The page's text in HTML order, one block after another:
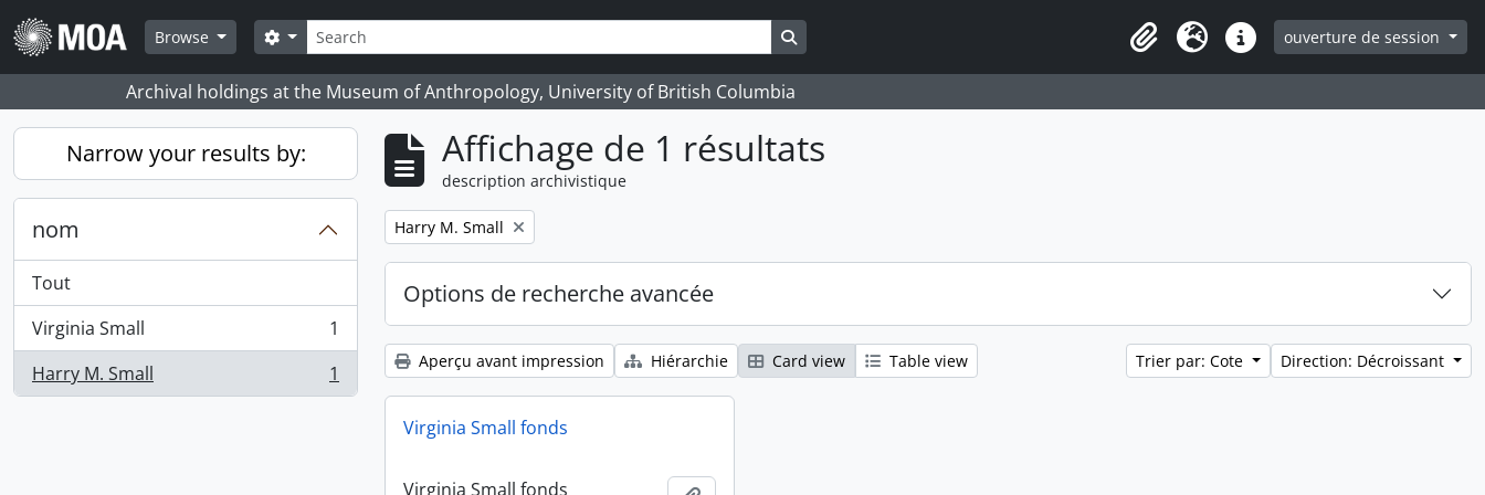
Skip to main content
Browse
Rechercher
Search options Search in browse page
ClipboardLangueLiens rapidesouverture de session
Archival holdings at the Museum of Anthropology, University of British Columbia
Narrow your results by:
nom
Tout
Virginia Small
, 1 résultats
1
Harry M. Small
, 1 résultats 1
Affichage de 1 résultats
description archivistique
Remove filter:
Harry M. Small
Options de recherche avancée
Aperçu avant impression Hiérarchie Card view Table view Trier par: Cote Direction: Décroissant
Virginia Small fonds
Virginia Small fonds